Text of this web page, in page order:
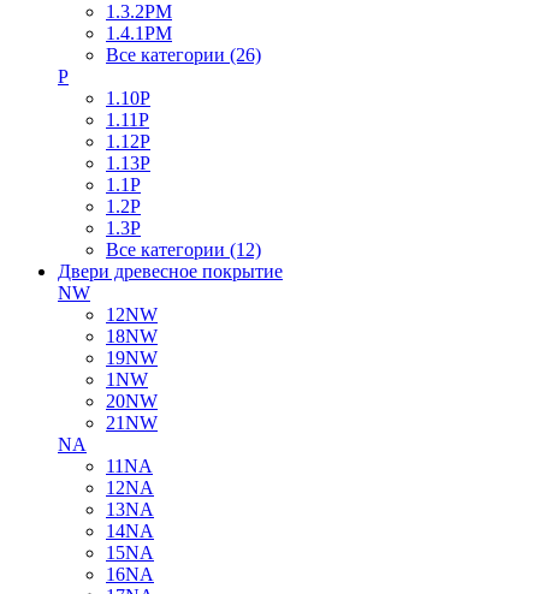
1.3.2PM
1.4.1PM
Все категории (26)
P
1.10P
1.11P
1.12P
1.13P
1.1P
1.2P
1.3P
Все категории (12)
Двери древесное покрытие
NW
12NW
18NW
19NW
1NW
20NW
21NW
NA
11NA
12NA
13NA
14NA
15NA
16NA